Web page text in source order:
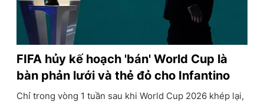
FIFA hủy kế hoạch 'bán' World Cup là
bàn phản lưới và thẻ đỏ cho Infantino
Chỉ trong vòng 1 tuần sau khi World Cup 2026 khép lại,